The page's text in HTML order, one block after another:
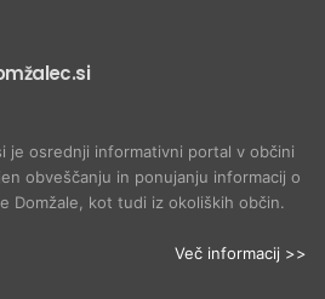
je osrednji informativni portal v občini
obveščanju in ponujanju informacij o
Domžale, kot tudi iz okoliških občin.
Več informacij >>